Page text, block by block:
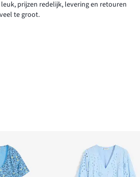
prijzen redelijk, levering en retouren
te groot.